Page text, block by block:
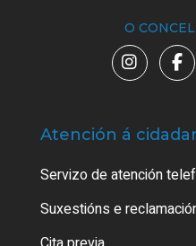
O
Atención á
Servizo de atención
Suxestións e